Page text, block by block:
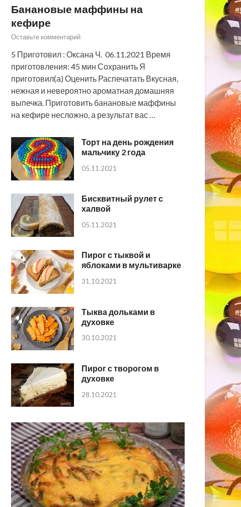
Банановые маффины на
кефире
Оставьте комментарий
5 Приготовил : Оксана Ч. 06.11.2021 Время
приготовления: 45 мин Сохранить Я
приготовил(а) Оценить Распечатать Вкусная,
нежная и невероятно ароматная домашняя
выпечка. Приготовить банановые маффины
на кефире несложно, а результат вас …
Торт на день рождения
мальчику 2 года
05.11.2021
Бисквитный рулет с
халвой
05.11.2021
Пирог с тыквой и
яблоками в мультиварке
31.10.2021
Тыква дольками в
духовке
30.10.2021
Пирог с творогом в
духовке
28.10.2021